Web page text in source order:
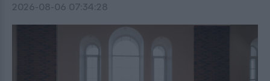
2026-08-06 07:34:28